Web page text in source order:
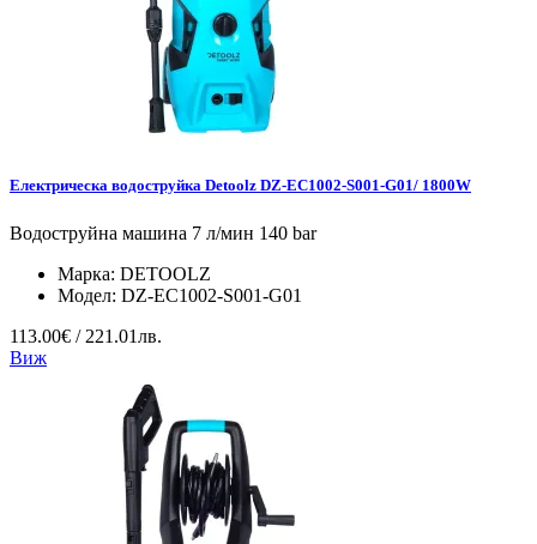
Електрическа водоструйка Detoolz DZ-EC1002-S001-G01/ 1800W
Водоструйна машина 7 л/мин 140 bar
Марка: DETOOLZ
Модел: DZ-EC1002-S001-G01
113.00€ / 221.01лв.
Виж